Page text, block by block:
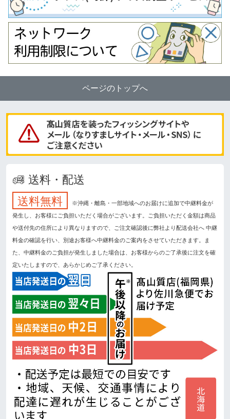
ページのトップへ
送料・配送
送料無料
※沖縄・離島・一部地域へのお届けに追加で中継料金が
発生し、お客様にご負担いただく場合がございます。ご負担いただく金額は商品
や送付先の住所により異なりますので、ご注文確認後に弊社より配送会社へ 中継
料金の確認を行い、別途お客様へ中継料金のご案内をさせていただきます。ま
た、中継料金のご負担が発生しました場合は、お客様からのご了承後に注文を確
定いたしますので、あらかじめご了承ください。